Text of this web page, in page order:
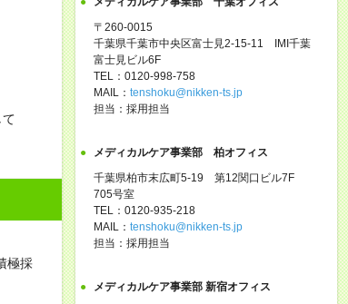
極採
〒260-0015
千葉県千葉市中央区富士見2-15-11 IMI千葉
富士見ビル6F
TEL：0120-998-758
MAIL： tenshoku@nikken-ts.jp
担当：採用担当
メディカルケア事業部 柏オフィス
千葉県柏市末広町5-19 第12関口ビル7F
705号室
TEL：0120-935-218
MAIL： tenshoku@nikken-ts.jp
担当：採用担当
メディカルケア事業部 新宿オフィス